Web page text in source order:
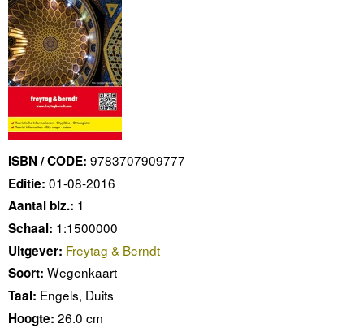
ISBN / CODE: 9783707909777
Editie: 01-08-2016
Aantal blz.: 1
Schaal: 1:1500000
Uitgever: Freytag & Berndt
Soort: Wegenkaart
Taal: Engels, Duits
Hoogte: 26.0 cm